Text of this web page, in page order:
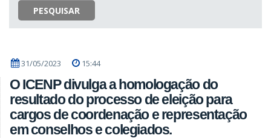
PESQUISAR
31/05/2023 15:44
O ICENP divulga a homologação do
resultado do processo de eleição para
cargos de coordenação e representação
em conselhos e colegiados.